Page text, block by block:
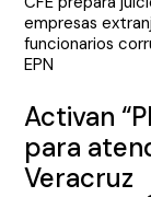
de
entradas
empresas
funcionarios
EPN
Activan
para
Veracruz